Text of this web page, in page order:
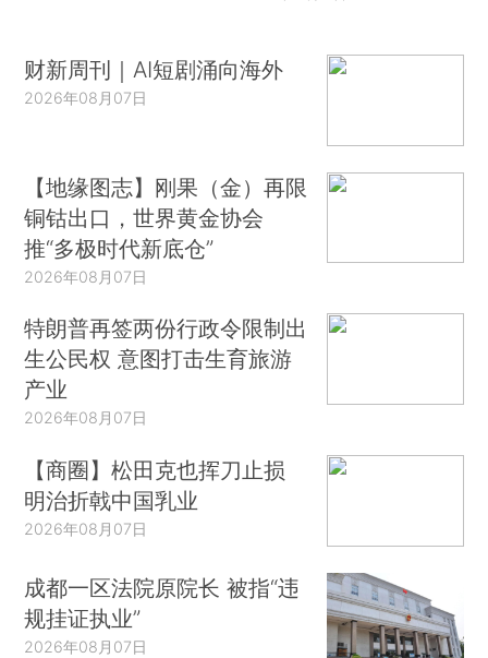
财新周刊｜AI短剧涌向海外
2026年08月07日
【地缘图志】刚果（金）再限
铜钴出口，世界黄金协会
推“多极时代新底仓”
2026年08月07日
特朗普再签两份行政令限制出
生公民权 意图打击生育旅游
产业
2026年08月07日
【商圈】松田克也挥刀止损
明治折戟中国乳业
2026年08月07日
成都一区法院原院长 被指“违
规挂证执业”
2026年08月07日